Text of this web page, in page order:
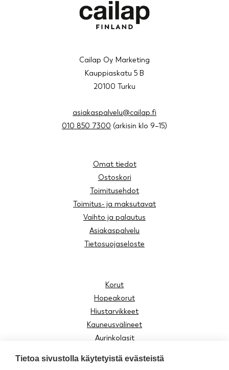
Cailap Oy Marketing
Kauppiaskatu 5 B
20100 Turku
asiakaspalvelu@cailap.fi
010 850 7300 (arkisin klo 9–15)
Omat tiedot
Ostoskori
Toimitusehdot
Toimitus- ja maksutavat
Vaihto ja palautus
Asiakaspalvelu
Tietosuojaseloste
Korut
Hopeakorut
Hiustarvikkeet
Kauneusvälineet
Aurinkolasit
Lasten tuotteet
Tietoa sivustolla käytetyistä evästeistä